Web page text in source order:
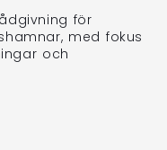
för
med fokus
och